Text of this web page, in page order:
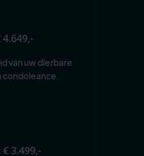
4.649,-
van uw dierbare
€ 3.499,-